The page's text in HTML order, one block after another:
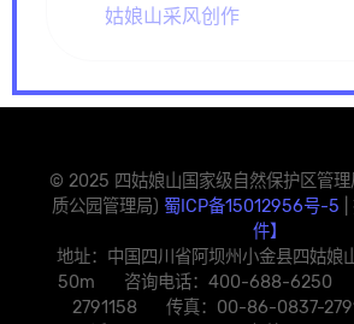
姑娘山采风创作
© 2025 四姑娘山国家级自然保护区管
质公园管理局) 蜀ICP备15012956号-5
件】
地址：中国四川省阿坝州小金县四姑娘
50m 咨询电话：400-688-6250
2791158 传真：00-86-0837-